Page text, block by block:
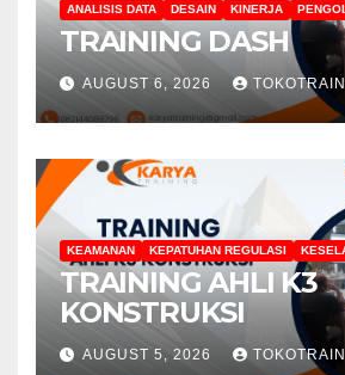
ANALISIS DATA DESAIN KINERJA
TRAINING DASH
AUGUST 6, 2026
KEAMANAN KEPATUHAN REGULASI
TRAINING AHLI K3
KONSTRUKSI
AUGUST 5, 2026